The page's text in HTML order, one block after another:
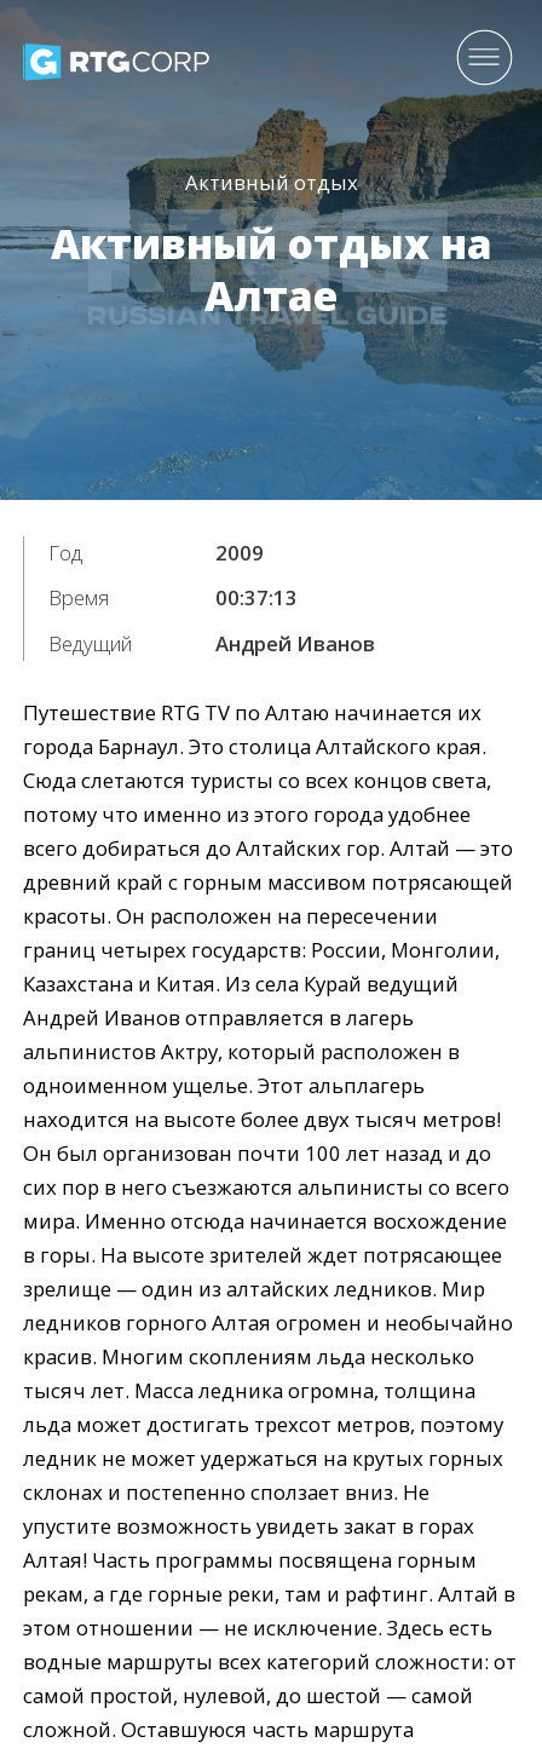
Активный отдых
Активный отдых на
Алтае
Год
2009
Время
00:37:13
Ведущий
Андрей Иванов
Путешествие RTG TV по Алтаю начинается их
города Барнаул. Это столица Алтайского края.
Сюда слетаются туристы со всех концов света,
потому что именно из этого города удобнее
всего добираться до Алтайских гор. Алтай — это
древний край с горным массивом потрясающей
красоты. Он расположен на пересечении
границ четырех государств: России, Монголии,
Казахстана и Китая. Из села Курай ведущий
Андрей Иванов отправляется в лагерь
альпинистов Актру, который расположен в
одноименном ущелье. Этот альплагерь
находится на высоте более двух тысяч метров!
Он был организован почти 100 лет назад и до
сих пор в него съезжаются альпинисты со всего
мира. Именно отсюда начинается восхождение
в горы. На высоте зрителей ждет потрясающее
зрелище — один из алтайских ледников. Мир
ледников горного Алтая огромен и необычайно
красив. Многим скоплениям льда несколько
тысяч лет. Масса ледника огромна, толщина
льда может достигать трехсот метров, поэтому
ледник не может удержаться на крутых горных
склонах и постепенно сползает вниз. Не
упустите возможность увидеть закат в горах
Алтая! Часть программы посвящена горным
рекам, а где горные реки, там и рафтинг. Алтай в
этом отношении — не исключение. Здесь есть
водные маршруты всех категорий сложности: от
самой простой, нулевой, до шестой — самой
сложной. Оставшуюся часть маршрута